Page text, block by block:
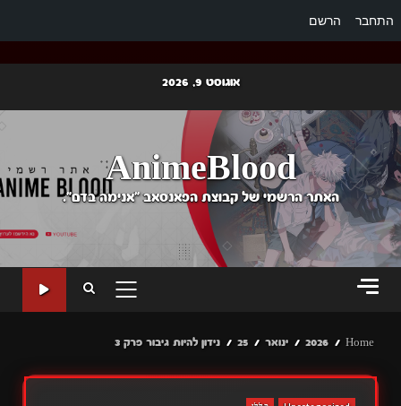
התחבר הרשם
content
אוגוסט 9, 2026
AnimeBlood
האתר הרשמי של קבוצת הפאנסאב "אנימה בדם".
PRIMARY
Home
2026 ינואר 25 נידון להיות גיבור פרק 3